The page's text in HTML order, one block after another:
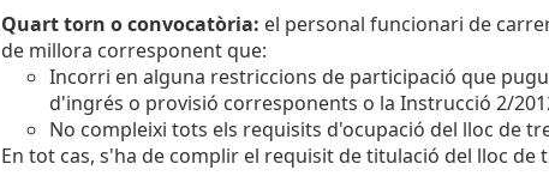
Quart torn o convocatòria: el personal funcionari de
de millora corresponent que:
Incorri en alguna restriccions de participació que
d'ingrés o provisió corresponents o la Instrucció 2/
No compleixi tots els requisits d'ocupació del lloc de
En tot cas, s'ha de complir el requisit de titulació del lloc de